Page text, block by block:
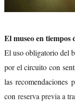
El museo en tiempos
El uso obligatorio del
por el circuito con
las recomendaciones
con reserva previa a